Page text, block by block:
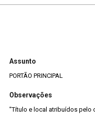
Assunto
PORTÃO PRINCIPAL
Observações
"Título e local atribuídos pelo